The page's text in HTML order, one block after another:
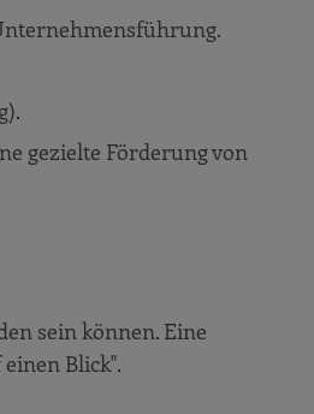
gezielte Förderung von
sein können. Eine
Blick".